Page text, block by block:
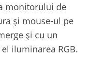
monitorului de
și mouse-ul pe
și cu un
iluminarea RGB.